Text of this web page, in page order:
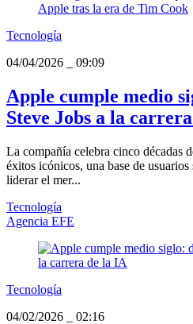
Tecnología
04/04/2026
09:09
Apple cumple medio
Steve Jobs a la
La compañía celebra cinco décadas
éxitos icónicos, una base de
liderar el mer...
Tecnología
Agencia EFE
Tecnología
04/02/2026
02:16